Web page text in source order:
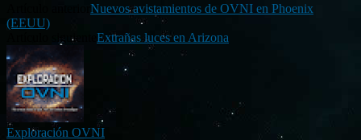
Nuevos avistamientos de OVNI en Phoenix
(EEUU)
Artículo siguiente Extrañas luces en Arizona
Exploración OVNI